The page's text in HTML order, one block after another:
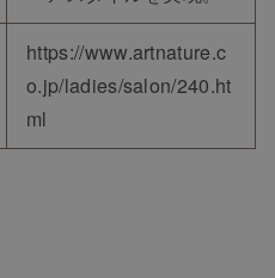
https://www.artnature.c
o.jp/ladies/salon/240.ht
ml